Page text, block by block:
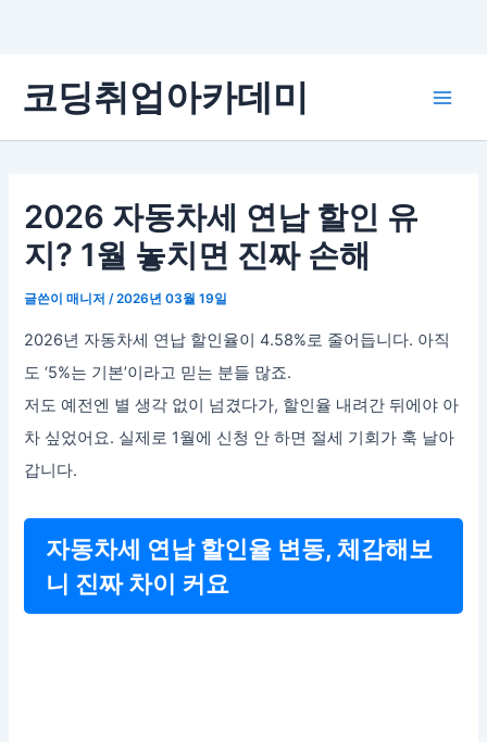
로
코딩취업아카데미
2026 자동차세 연납 할인 유
지? 1월 놓치면 진짜 손해
글쓴이매니저 /2026년 03월 19일
2026년 자동차세 연납 할인율이 4.58%로 줄어듭니다. 아직
도 ‘5%는 기본’이라고 믿는 분들 많죠.
저도 예전엔 별 생각 없이 넘겼다가, 할인율 내려간 뒤에야 아
차 싶었어요. 실제로 1월에 신청 안 하면 절세 기회가 훅 날아
갑니다.
자동차세 연납 할인율 변동, 체감해보
니 진짜 차이 커요